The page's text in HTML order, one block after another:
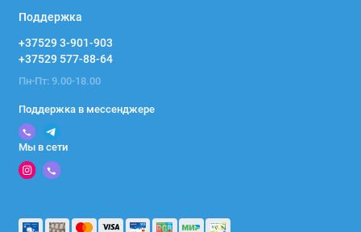
Поддержка
+37529 3-901-903
+37529 577-88-64
Пн-Пт: 9.00-18.00
Поддержка в мессенджере
Мы в сети